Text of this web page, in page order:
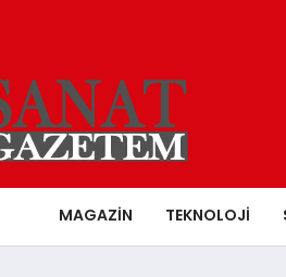
MAGAZIN TEKNOLOJI